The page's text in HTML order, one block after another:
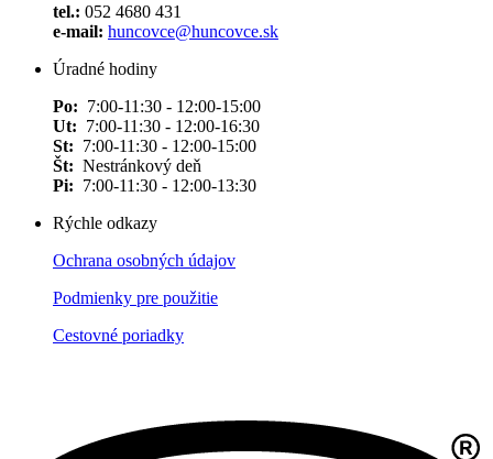
tel.: 052 4680 431
e-mail: huncovce@huncovce.sk
Úradné hodiny
Po: 7:00-11:30 - 12:00-15:00
Ut: 7:00-11:30 - 12:00-16:30
St: 7:00-11:30 - 12:00-15:00
Št: Nestránkový deň
Pi: 7:00-11:30 - 12:00-13:30
Rýchle odkazy
Ochrana osobných údajov
Podmienky pre použitie
Cestovné poriadky